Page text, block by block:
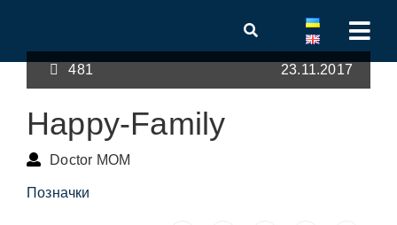
481 23.11.2017
Happy-Family
Doctor MOM
Позначки